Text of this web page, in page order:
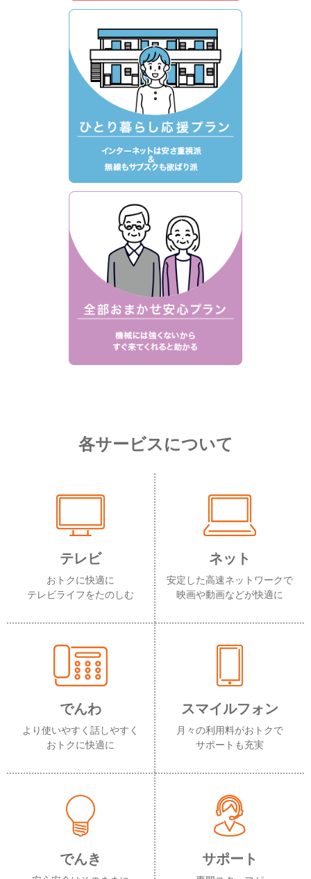
各サービスについて
テレビ
おトクに快適に
テレビライフをたのしむ
ネット
安定した高速ネットワークで
映画や動画などが快適に
でんわ
より使いやすく話しやすく
おトクに快適に
スマイルフォン
月々の利用料がおトクで
サポートも充実
でんき サポート